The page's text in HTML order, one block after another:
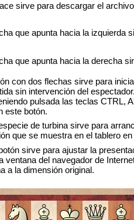
sirve para descargar el
que apunta hacia la izquierda
que apunta hacia la derecha
con dos flechas sirve para
sin intervención del
pulsada las teclas CTRL,
este botón.
de turbina sirve para
que se muestra en el tablero
sirve para ajustar la
ventana del navegador de
a la dimensión original.